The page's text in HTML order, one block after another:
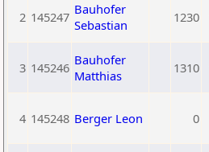
2 145247 Bauhofer
Sebastian
1230
3 145246 Bauhofer
Matthias
1310
4 145248 Berger Leon 0